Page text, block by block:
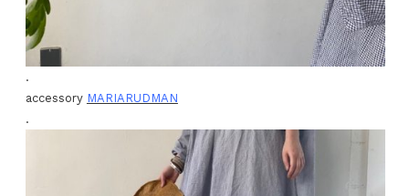
.
accessory MARIARUDMAN
.